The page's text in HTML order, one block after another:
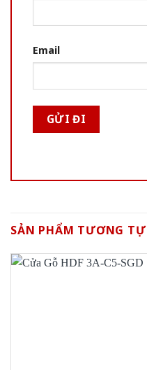
Email
SẢN PHẨM TƯƠNG TỰ